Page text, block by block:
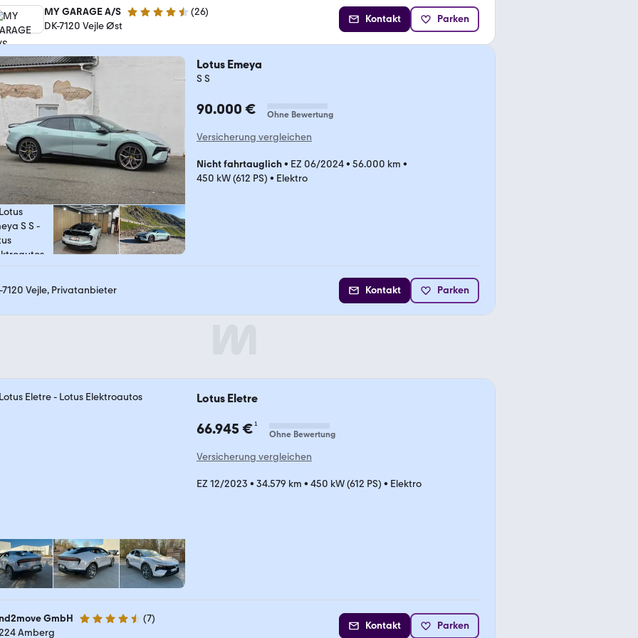
MY GARAGE A/S 4.7 Sterne (26)
DK-7120 Vejle Øst
Kontakt Parken
Lotus Emeya
S S
90.000 € Ohne Bewertung
Versicherung vergleichen
Nicht fahrtauglich• EZ 06/2024• 56.000 km •
450 kW (612 PS) • Elektro
7120 Vejle, Privatanbieter Kontakt Parken
Lotus Eletre
66.945 €¹
Ohne Bewertung
Versicherung vergleichen
EZ 12/2023 • 34.579 km • 450 kW (612 PS) • Elektro
GmbH 4.7 Sterne (7)
Amberg
Kontakt Parken